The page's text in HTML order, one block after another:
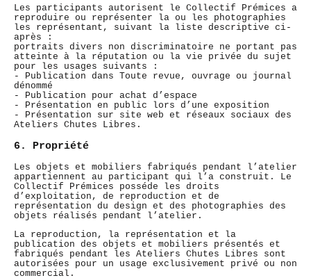
Les participants autorisent le Collectif Prémices a
reproduire ou représenter la ou les photographies
les représentant, suivant la liste descriptive ci-
après :
portraits divers non discriminatoire ne portant pas
atteinte à la réputation ou la vie privée du sujet
pour les usages suivants :
- Publication dans Toute revue, ouvrage ou journal
dénommé
- Publication pour achat d’espace
- Présentation en public lors d’une exposition
- Présentation sur site web et réseaux sociaux des
Ateliers Chutes Libres.
6. Propriété
Les objets et mobiliers fabriqués pendant l’atelier
appartiennent au participant qui l’a construit. Le
Collectif Prémices posséde les droits
d’exploitation, de reproduction et de
représentation du design et des photographies des
objets réalisés pendant l’atelier.
La reproduction, la représentation et la
publication des objets et mobiliers présentés et
fabriqués pendant les Ateliers Chutes Libres sont
autorisées pour un usage exclusivement privé ou non
commercial.